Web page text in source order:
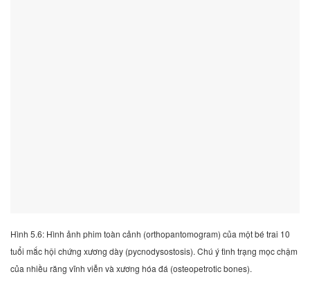
Hình 5.6: Hình ảnh phim toàn cảnh (orthopantomogram) của một bé trai 10
tuổi mắc hội chứng xương dày (pycnodysostosis). Chú ý tình trạng mọc chậm
của nhiều răng vĩnh viễn và xương hóa đá (osteopetrotic bones).